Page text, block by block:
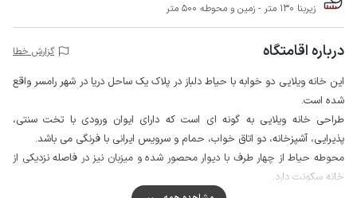
زیربنا 130 متر - زمین و محوطه 500 متر
درباره اقامتگاه گزارش خطا
این خانه ویلایی دو خوابه با حیاط دلباز در پلاک یک ساحل دریا در شهر رامسر واقع
شده است.
طراحی خانه ویلایی به گونه ای است که دارای ایوان ورودی با تخت سنتی،
پذیرایی، آشپزخانه، دو اتاق خواب، حمام و سرویس ایرانی با فرنگی می باشد.
محوطه حیاط از چهار طرف با دیوار محصور شده و میزبان نیز در فاصله نزدیکی از
خانه سکونت دارد.